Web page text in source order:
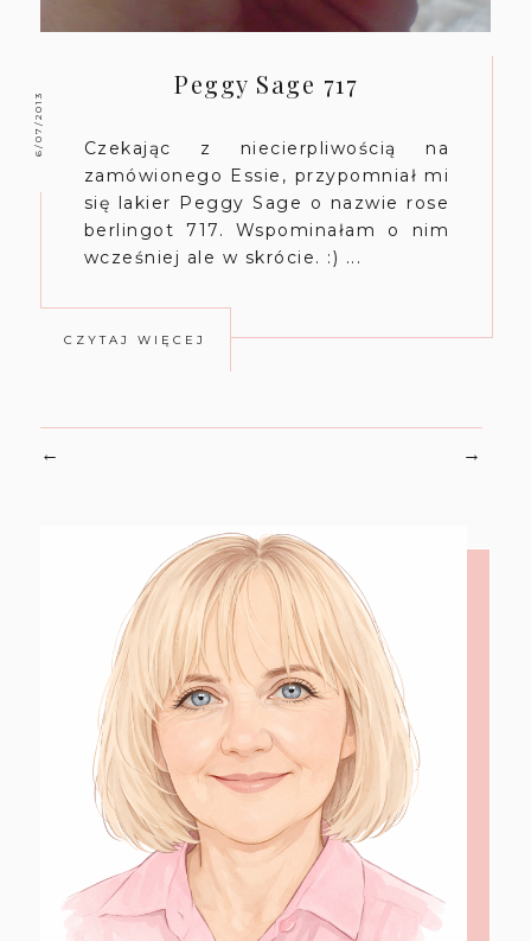
6/07/2013
Peggy Sage 717
Czekając z niecierpliwością na
zamówionego Essie, przypomniał mi
się lakier Peggy Sage o nazwie rose
berlingot 717. Wspominałam o nim
wcześniej ale w skrócie. :) ...
CZYTAJ WIĘCEJ
← →